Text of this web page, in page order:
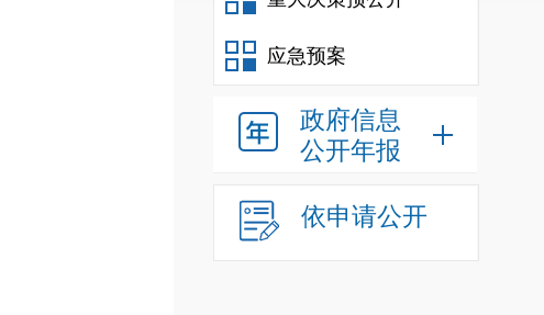
应急预案
政府信息
公开年报
依申请公开